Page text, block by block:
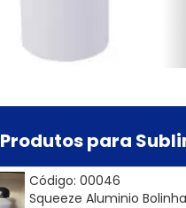
Produtos para
Código: 00046
Squeeze Aluminio